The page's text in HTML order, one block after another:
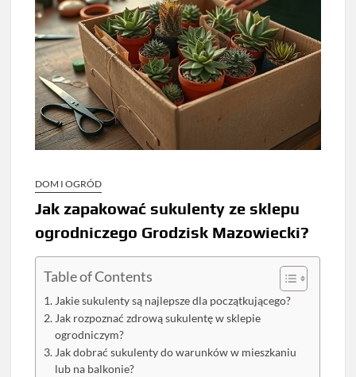
DOM I OGRÓD
Jak zapakować sukulenty ze sklepu
ogrodniczego Grodzisk Mazowiecki?
Table of Contents
Jakie sukulenty są najlepsze dla początkującego?
Jak rozpoznać zdrową sukulentę w sklepie
ogrodniczym?
Jak dobrać sukulenty do warunków w mieszkaniu
lub na balkonie?